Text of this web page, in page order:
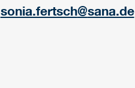
sonia.fertsch@sana.de